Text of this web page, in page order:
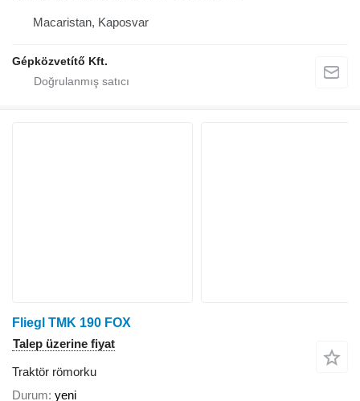
Macaristan, Kaposvar
Gépközvetítő Kft.
Fliegl TMK 190 FOX
Talep üzerine fiyat
Traktör römorku
Durum yeni